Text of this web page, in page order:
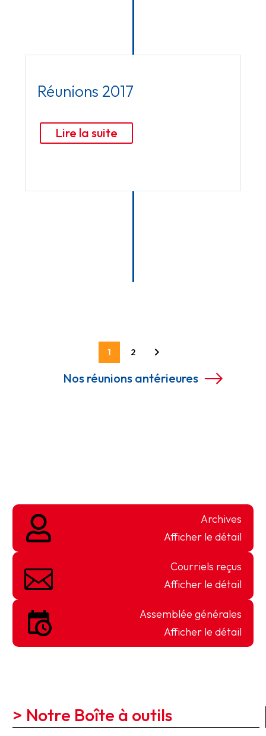
Réunions 2017
Lire la suite
1 2
Nos réunions antérieures
Archives
Afficher le détail
Courriels reçus
Afficher le détail
Assemblée générales
Afficher le détail
> Notre Boîte à outils